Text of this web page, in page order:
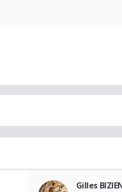
Gilles